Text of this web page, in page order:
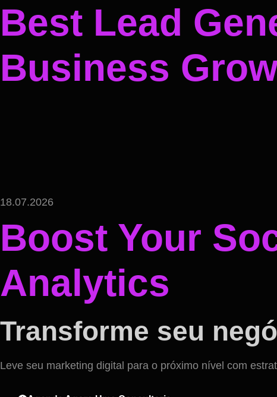
Best Lead
Business
18.07.2026
Boost Your
Analytics
Transforme seu
Leve seu marketing digital para o próximo nível com